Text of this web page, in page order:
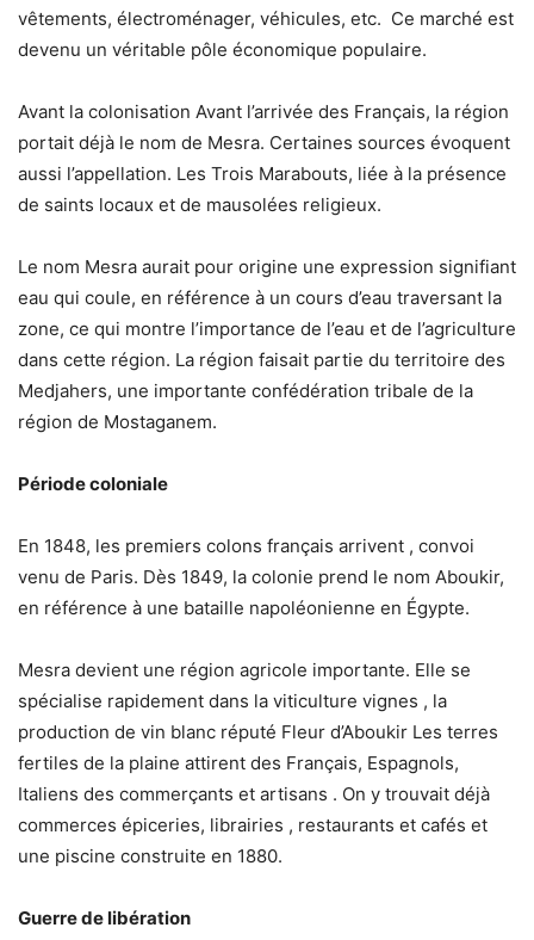
vêtements, électroménager, véhicules, etc. Ce marché est
devenu un véritable pôle économique populaire.
Avant la colonisation Avant l’arrivée des Français, la région
portait déjà le nom de Mesra. Certaines sources évoquent
aussi l’appellation. Les Trois Marabouts, liée à la présence
de saints locaux et de mausolées religieux.
Le nom Mesra aurait pour origine une expression signifiant
eau qui coule, en référence à un cours d’eau traversant la
zone, ce qui montre l’importance de l’eau et de l’agriculture
dans cette région. La région faisait partie du territoire des
Medjahers, une importante confédération tribale de la
région de Mostaganem.
Période coloniale
En 1848, les premiers colons français arrivent , convoi
venu de Paris. Dès 1849, la colonie prend le nom Aboukir,
en référence à une bataille napoléonienne en Égypte.
Mesra devient une région agricole importante. Elle se
spécialise rapidement dans la viticulture vignes , la
production de vin blanc réputé Fleur d’Aboukir Les terres
fertiles de la plaine attirent des Français, Espagnols,
Italiens des commerçants et artisans . On y trouvait déjà
commerces épiceries, librairies , restaurants et cafés et
une piscine construite en 1880.
Guerre de libération